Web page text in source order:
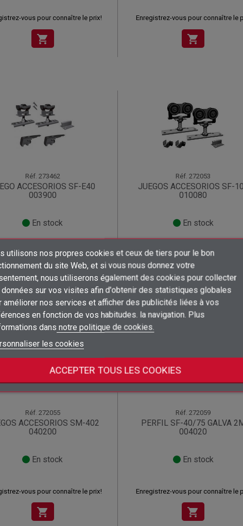
Ajouter à ma liste d'envies ×
add_circle_outline
Créer une nouvelle liste
Créer une liste d'envies ×
Nom de la liste d'envies
Annuler
((title)) × ×
Vous devez être connecté pour ajouter des produits à votre liste d'envies.
((title)) ×
((label))
((cancelText))
((title)) ×
((label))
((cancelText))
utilisons nos propres cookies et ceux de tiers pour le bon
du site Web, et si vous nous donnez votre
nous utiliserons également des cookies pour collecter
sur vos visites afin d'obtenir des statistiques globales
améliorer nos services et afficher des publicités liées à vos
en fonction de vos habitudes. la navigation. Plus
dans notre politique de cookies.
les cookies
ACCEPTER TOUS LES COOKIES
vous pour connaître le prix!
shopping_cart
Enregistrez-vous pour connaître le
shopping_cart
Réf. 273462
ACCESORIOS SF-E40
003900
En stock
vous pour connaître le prix!
shopping_cart
Réf. 272053
JUEGOS ACCESORIOS SF-
010080
En stock
Enregistrez-vous pour connaître le
shopping_cart
Réf. 272055
ACCESORIOS SM-402
040200
En stock
vous pour connaître le prix!
shopping_cart
Réf. 272059
PERFIL SF-40/75 GALVA
004020
En stock
Enregistrez-vous pour connaître le
shopping_cart